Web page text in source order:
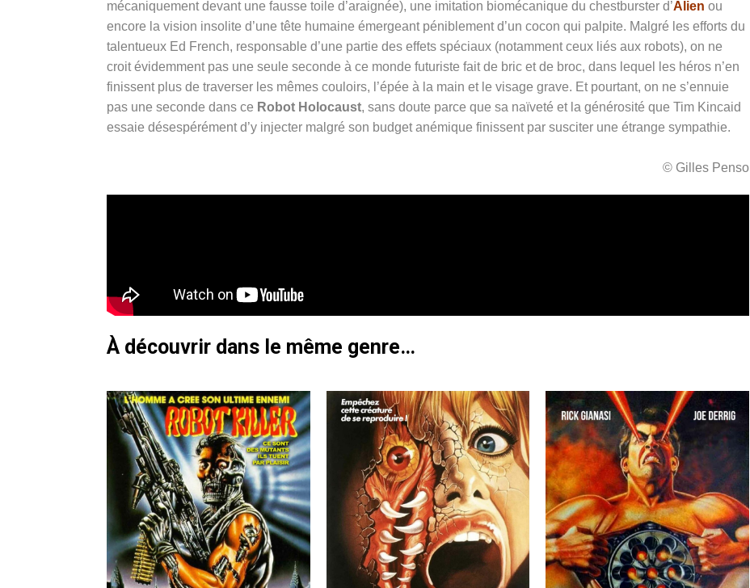
mécaniquement devant une fausse toile d’araignée), une imitation biomécanique du chestburster d’Alien ou
encore la vision insolite d’une tête humaine émergeant péniblement d’un cocon qui palpite. Malgré les efforts du
talentueux Ed French, responsable d’une partie des effets spéciaux (notamment ceux liés aux robots), on ne
croit évidemment pas une seule seconde à ce monde futuriste fait de bric et de broc, dans lequel les héros n’en
finissent plus de traverser les mêmes couloirs, l’épée à la main et le visage grave. Et pourtant, on ne s’ennuie
pas une seconde dans ce Robot Holocaust, sans doute parce que sa naïveté et la générosité que Tim Kincaid
essaie désespérément d’y injecter malgré son budget anémique finissent par susciter une étrange sympathie.
© Gilles Penso
À découvrir dans le même genre…